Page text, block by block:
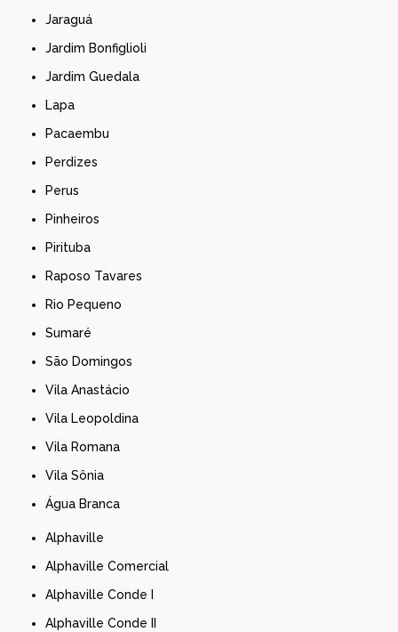
Jaraguá
Jardim Bonfiglioli
Jardim Guedala
Lapa
Pacaembu
Perdizes
Perus
Pinheiros
Pirituba
Raposo Tavares
Rio Pequeno
Sumaré
São Domingos
Vila Anastácio
Vila Leopoldina
Vila Romana
Vila Sônia
Água Branca
Alphaville
Alphaville Comercial
Alphaville Conde I
Alphaville Conde II